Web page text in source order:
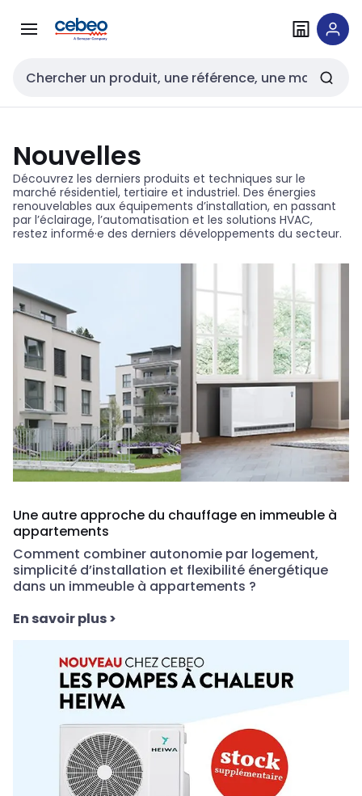
navigationau
Entrée de recherche
Nouvelles
Découvrez les derniers produits et techniques sur le
marché résidentiel, tertiaire et industriel. Des énergies
renouvelables aux équipements d’installation, en passant
par l’éclairage, l’automatisation et les solutions HVAC,
restez informé·e des derniers développements du secteur.
Une autre approche du chauffage en immeuble à
appartements
Comment combiner autonomie par logement,
simplicité d’installation et flexibilité énergétique
dans un immeuble à appartements ?
En savoir plus>